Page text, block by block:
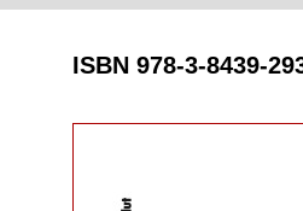
ISBN 978-3-8439-